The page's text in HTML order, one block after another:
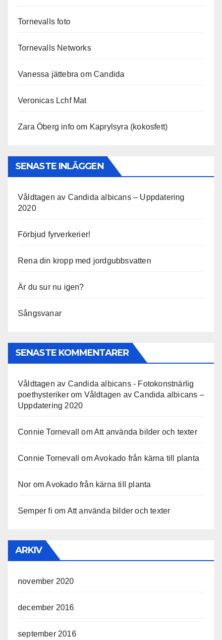
Tornevalls foto
Tornevalls Networks
Vanessa jättebra om Candida
Veronicas Lchf Mat
Zara Öberg info om Kaprylsyra (kokosfett)
SENASTE INLÄGGEN
Våldtagen av Candida albicans – Uppdatering
2020
Förbjud fyrverkerier!
Rena din kropp med jordgubbsvatten
Är du sur nu igen?
Sångsvanar
SENASTE KOMMENTARER
Våldtagen av Candida albicans - Fotokonstnärlig
poethysterikerom Våldtagen av Candida albicans –
Uppdatering 2020
Connie Tornevall omAtt använda bilder och texter
Connie Tornevall omAvokado från kärna till planta
Nor omAvokado från kärna till planta
Semper fi om Att använda bilder och texter
ARKIV
november 2020
december 2016
september 2016